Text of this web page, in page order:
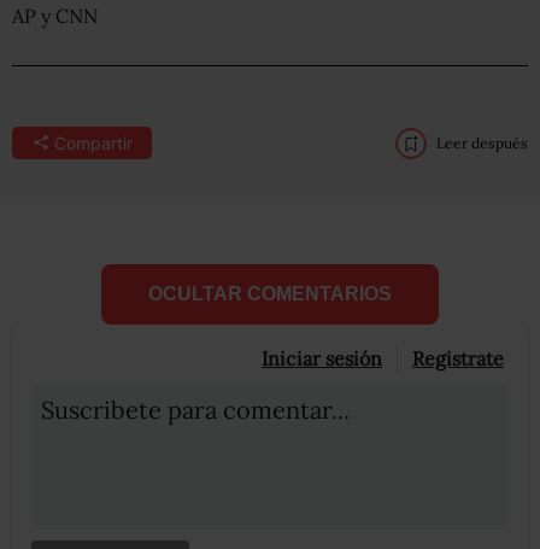
AP y CNN
Compartir Leer después
OCULTAR COMENTARIOS
Iniciar sesión Registrate
Suscribete para comentar...